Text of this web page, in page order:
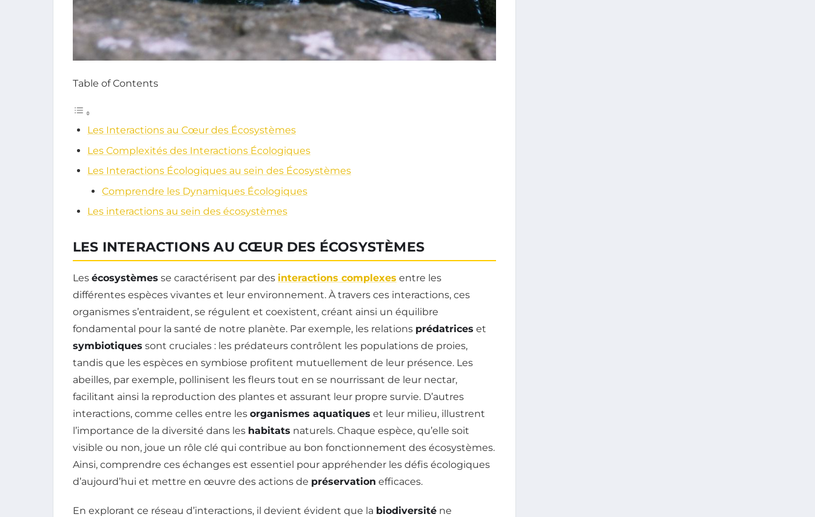
Table of Contents
Les Interactions au Cœur des Écosystèmes
Les Complexités des Interactions Écologiques
Les Interactions Écologiques au sein des Écosystèmes
Comprendre les Dynamiques Écologiques
Les interactions au sein des écosystèmes
LES INTERACTIONS AU CŒUR DES ÉCOSYSTÈMES
Les écosystèmes se caractérisent par des interactions complexes entre les
différentes espèces vivantes et leur environnement. À travers ces interactions, ces
organismes s’entraident, se régulent et coexistent, créant ainsi un équilibre
fondamental pour la santé de notre planète. Par exemple, les relations prédatrices et
symbiotiques sont cruciales : les prédateurs contrôlent les populations de proies,
tandis que les espèces en symbiose profitent mutuellement de leur présence. Les
abeilles, par exemple, pollinisent les fleurs tout en se nourrissant de leur nectar,
facilitant ainsi la reproduction des plantes et assurant leur propre survie. D’autres
interactions, comme celles entre les organismes aquatiques et leur milieu, illustrent
l’importance de la diversité dans les habitats naturels. Chaque espèce, qu’elle soit
visible ou non, joue un rôle clé qui contribue au bon fonctionnement des écosystèmes.
Ainsi, comprendre ces échanges est essentiel pour appréhender les défis écologiques
d’aujourd’hui et mettre en œuvre des actions de préservation efficaces.
En explorant ce réseau d’interactions, il devient évident que la biodiversité ne